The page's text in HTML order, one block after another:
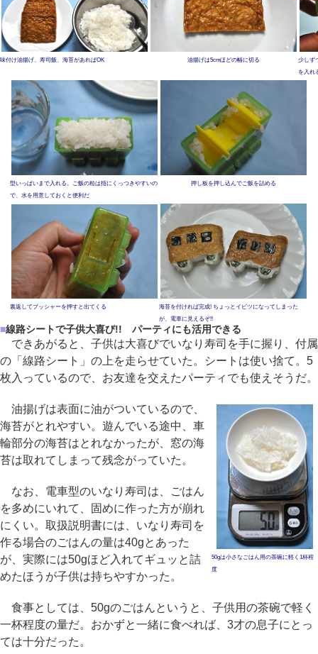
味付け油揚げ、寿司飯、海苔があればOK 油揚げは5cmほどの幅に切る
少しず
を入れ
型いっぱいまで入れる。ご飯の粒は指にくっつきやすいの
で、水を用意しておくと便利だ
押し板を押し込んでご飯を詰める
裏返してプッシャーを押すと出てくる
海苔を付ければ完成! ちょっとイビツになってしまった
が、電車に見えるぞ!!
■線路シートで子供大喜び!! パーティにも活用できる
できあがると、子供は大喜びでいなり寿司を手に握り、付属
の「線路シート」の上を走らせていた。シートは使い捨て。5
枚入っているので、お友達を交えたパーティでも使えそうだ。
50gは小さなごはん用の茶碗に軽く1杯程
度
油揚げは表面に油がついているので、
海苔がとれやすい。遊んでいる途中、車
輪部分の海苔はとれなかったが、窓の海
苔は取れてしまって残念がっていた。
なお、電車型のいなり寿司は、ごはん
を多めにいれて、固めに作った方が崩れ
にくい。取扱説明書には、いなり寿司を
作る場合のごはんの量は40gとあった
が、実際には50gほど入れてギュッと詰
めたほうが子供は持ちやすかった。
食事としては、50gのごはんというと、子供用の茶碗で軽く
一杯程度の量だ。おかずと一緒に食べれば、3才の息子にとっ
ては十分だった。